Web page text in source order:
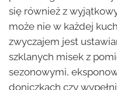
się również z
może nie w każdej
zwyczajem jest
szklanych misek z
sezonowymi,
doniczkach czy